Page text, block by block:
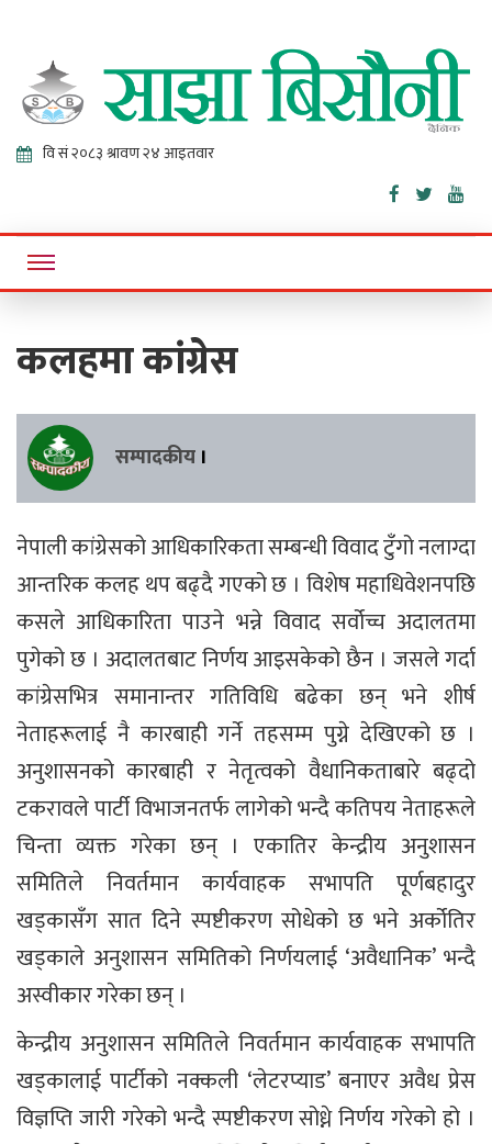
Sajha
Bisaunee
Online News Portal
कलहमा कांग्रेस
सम्पादकीय ।
नेपाली कांग्रेसको आधिकारिकता सम्बन्धी विवाद टुँगो नलाग्दा
आन्तरिक कलह थप बढ्दै गएको छ । विशेष महाधिवेशनपछि
कसले आधिकारिता पाउने भन्ने विवाद सर्वोच्च अदालतमा
पुगेको छ । अदालतबाट निर्णय आइसकेको छैन । जसले गर्दा
कांग्रेसभित्र समानान्तर गतिविधि बढेका छन् भने शीर्ष
नेताहरूलाई नै कारबाही गर्ने तहसम्म पुग्ने देखिएको छ ।
अनुशासनको कारबाही र नेतृत्वको वैधानिकताबारे बढ्दो
टकरावले पार्टी विभाजनतर्फ लागेको भन्दै कतिपय नेताहरूले
चिन्ता व्यक्त गरेका छन् । एकातिर केन्द्रीय अनुशासन
समितिले निवर्तमान कार्यवाहक सभापति पूर्णबहादुर
खड्कासँग सात दिने स्पष्टीकरण सोधेको छ भने अर्कोतिर
खड्काले अनुशासन समितिको निर्णयलाई ‘अवैधानिक’ भन्दै
अस्वीकार गरेका छन् ।
केन्द्रीय अनुशासन समितिले निवर्तमान कार्यवाहक सभापति
खड्कालाई पार्टीको नक्कली ‘लेटरप्याड’ बनाएर अवैध प्रेस
विज्ञप्ति जारी गरेको भन्दै स्पष्टीकरण सोध्ने निर्णय गरेको हो ।